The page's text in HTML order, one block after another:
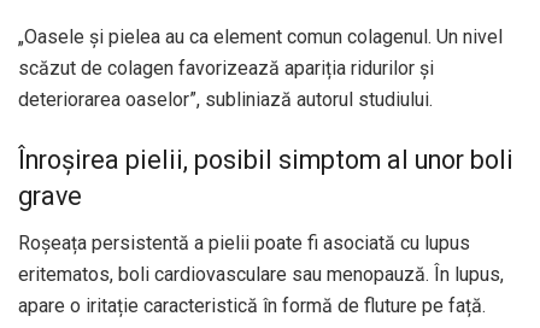
„Oasele și pielea au ca element comun colagenul. Un nivel
scăzut de colagen favorizează apariția ridurilor și
deteriorarea oaselor”, subliniază autorul studiului.
Înroșirea pielii, posibil simptom al unor boli
grave
Roșeața persistentă a pielii poate fi asociată cu lupus
eritematos, boli cardiovasculare sau menopauză. În lupus,
apare o iritație caracteristică în formă de fluture pe față.